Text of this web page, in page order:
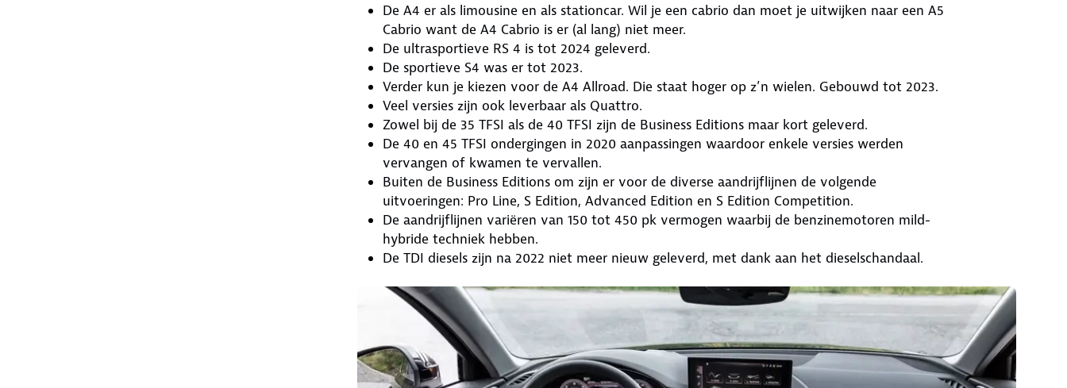
De A4 er als limousine en als stationcar. Wil je een cabrio dan moet je uitwijken naar een A5
Cabrio want de A4 Cabrio is er (al lang) niet meer.
De ultrasportieve RS 4 is tot 2024 geleverd.
De sportieve S4 was er tot 2023.
Verder kun je kiezen voor de A4 Allroad. Die staat hoger op z’n wielen. Gebouwd tot 2023.
Veel versies zijn ook leverbaar als Quattro.
Zowel bij de 35 TFSI als de 40 TFSI zijn de Business Editions maar kort geleverd.
De 40 en 45 TFSI ondergingen in 2020 aanpassingen waardoor enkele versies werden
vervangen of kwamen te vervallen.
Buiten de Business Editions om zijn er voor de diverse aandrijflijnen de volgende
uitvoeringen: Pro Line, S Edition, Advanced Edition en S Edition Competition.
De aandrijflijnen variëren van 150 tot 450 pk vermogen waarbij de benzinemotoren mild-
hybride techniek hebben.
De TDI diesels zijn na 2022 niet meer nieuw geleverd, met dank aan het dieselschandaal.